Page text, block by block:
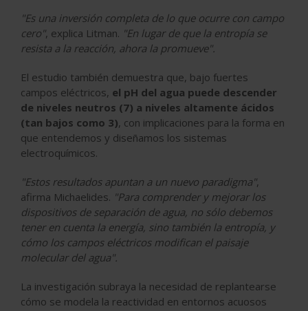
"Es una inversión completa de lo que ocurre con campo
cero", explica Litman. "En lugar de que la entropía se
resista a la reacción, ahora la promueve".
El estudio también demuestra que, bajo fuertes
campos eléctricos, el pH del agua puede descender
de niveles neutros (7) a niveles altamente ácidos
(tan bajos como 3), con implicaciones para la forma en
que entendemos y diseñamos los sistemas
electroquímicos.
"Estos resultados apuntan a un nuevo paradigma",
afirma Michaelides. "Para comprender y mejorar los
dispositivos de separación de agua, no sólo debemos
tener en cuenta la energía, sino también la entropía, y
cómo los campos eléctricos modifican el paisaje
molecular del agua".
La investigación subraya la necesidad de replantearse
cómo se modela la reactividad en entornos acuosos